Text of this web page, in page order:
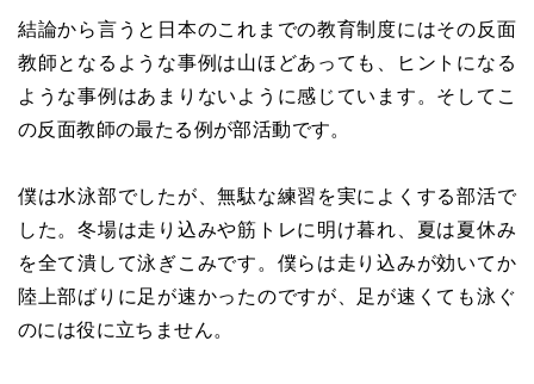
結論から言うと日本のこれまでの教育制度にはその反面
教師となるような事例は山ほどあっても、ヒントになる
ような事例はあまりないように感じています。そしてこ
の反面教師の最たる例が部活動です。
僕は水泳部でしたが、無駄な練習を実によくする部活で
した。冬場は走り込みや筋トレに明け暮れ、夏は夏休み
を全て潰して泳ぎこみです。僕らは走り込みが効いてか
陸上部ばりに足が速かったのですが、足が速くても泳ぐ
のには役に立ちません。